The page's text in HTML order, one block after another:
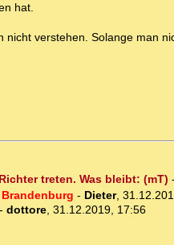
hat.
verstehen. Solange man
treten. Was bleibt: (mT) -
- Dieter,
- dottore, 31.12.2019, 17:56